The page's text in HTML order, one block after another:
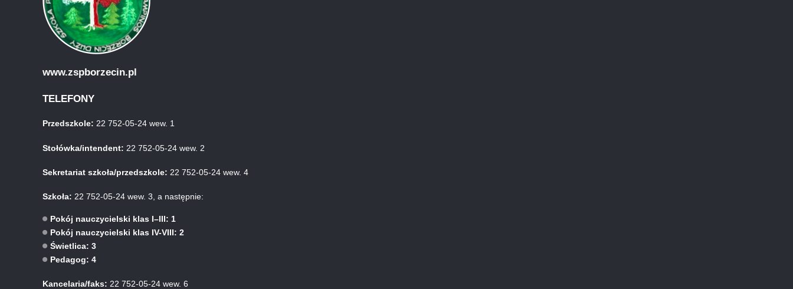
www.zspborzecin.pl
TELEFONY
Przedszkole: 22 752-05-24 wew. 1
Stołówka/intendent: 22 752-05-24 wew. 2
Sekretariat szkoła/przedszkole: 22 752-05-24 wew. 4
Szkoła: 22 752-05-24 wew. 3, a następnie:
Pokój nauczycielski klas I–III: 1
Pokój nauczycielski klas IV-VIII: 2
Świetlica: 3
Pedagog: 4
Kancelaria/faks: 22 752-05-24 wew. 6